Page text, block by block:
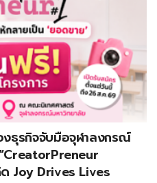
งธุรกิจจับมือจุฬาลงกรณ์
Joy Drives Lives